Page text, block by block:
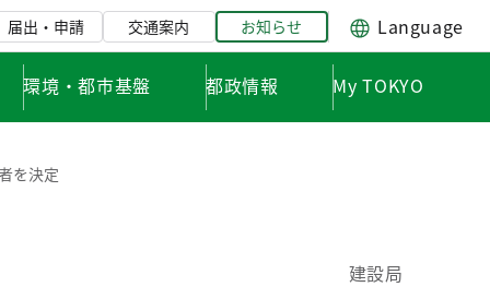
届出・申請 交通案内 お知らせ Language
環境・都市基盤 都政情報 My TOKYO
を決定
建設局